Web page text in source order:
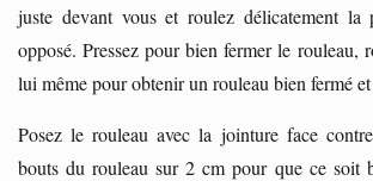
juste devant vous et roulez délicatement la
opposé. Pressez pour bien fermer le rouleau,
lui même pour obtenir un rouleau bien fermé et
Posez le rouleau avec la jointure face
bouts du rouleau sur 2 cm pour que ce soit